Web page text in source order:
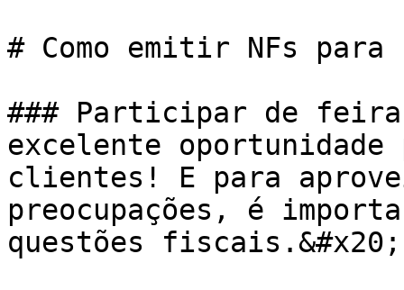
# Como emitir NFs
### Participar de
excelente
clientes! E para
preocupações, é
questões fiscais.&#x20;